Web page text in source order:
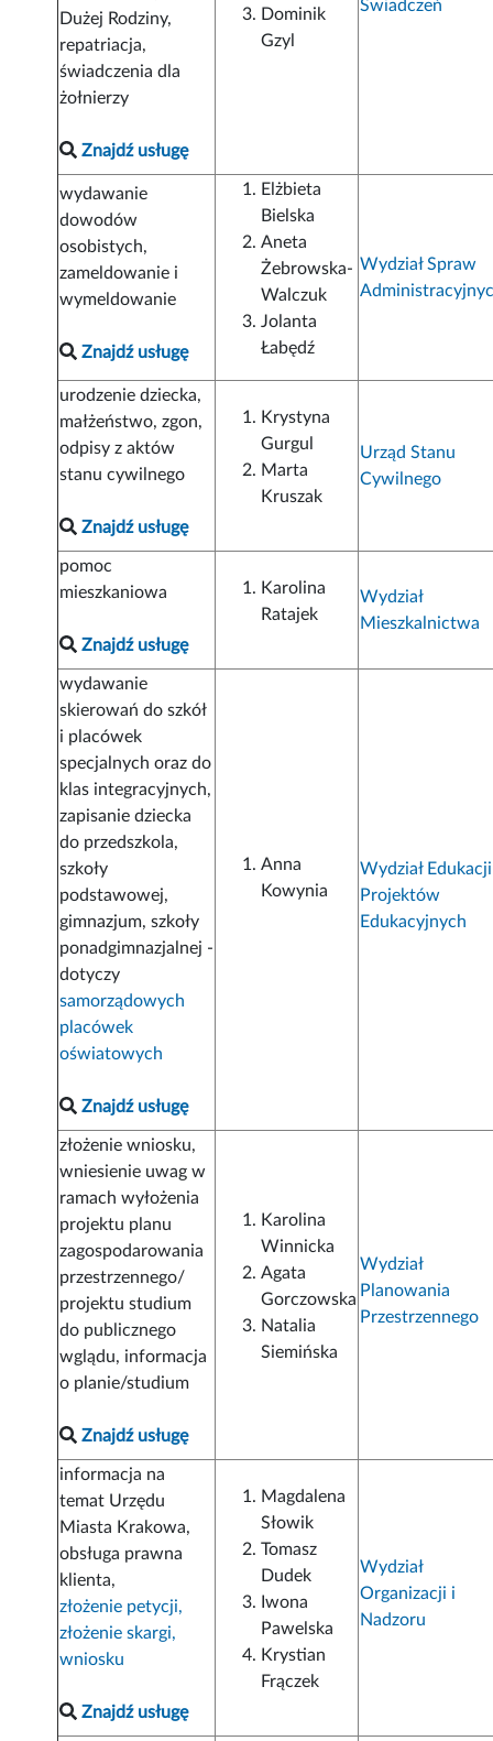
Dużej Rodziny,
repatriacja,
świadczenia dla
żołnierzy
Znajdź usługę
Dominik
Gzyl
Świadczeń
wydawanie
dowodów
osobistych,
zameldowanie i
wymeldowanie
Znajdź usługę
Elżbieta
Bielska
Aneta
Żebrowska-
Walczuk
Jolanta
Łabędź
Wydział Spraw
urodzenie dziecka,
małżeństwo, zgon,
odpisy z aktów
stanu cywilnego
Znajdź usługę
Krystyna
Gurgul
Marta
Kruszak
Urząd Stanu
Cywilnego
pomoc
mieszkaniowa
Znajdź usługę
Karolina
Ratajek
Wydział
Mieszkalnictwa
wydawanie
skierowań do szkół
i placówek
specjalnych oraz do
klas integracyjnych,
zapisanie dziecka
do przedszkola,
szkoły
podstawowej,
gimnazjum, szkoły
ponadgimnazjalnej -
dotyczy
samorządowych
placówek
oświatowych
Znajdź usługę
Anna
Kowynia
Wydział
Projektów
Edukacyjnych
złożenie wniosku,
wniesienie uwag w
ramach wyłożenia
projektu planu
zagospodarowania
przestrzennego/
projektu studium
do publicznego
wglądu, informacja
o planie/studium
Znajdź usługę
Karolina
Winnicka
Agata
Gorczowska
Natalia
Siemińska
Wydział
Planowania
Przestrzennego
informacja na
temat Urzędu
Miasta Krakowa,
obsługa prawna
klienta,
złożenie petycji,
złożenie skargi,
wniosku
Znajdź usługę
Magdalena
Słowik
Tomasz
Dudek
Iwona
Pawelska
Krystian
Frączek
Wydział
Organizacji i
Nadzoru